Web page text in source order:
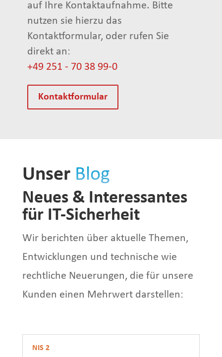
auf Ihre Kontaktaufnahme. Bitte
nutzen sie hierzu das
Kontaktformular, oder rufen Sie
direkt an:
+49 251 - 70 38 99-0
Kontaktformular
Unser Blog
Neues & Interessantes
für IT-Sicherheit
Wir berichten über aktuelle Themen,
Entwicklungen und technische wie
rechtliche Neuerungen, die für unsere
Kunden einen Mehrwert darstellen:
NIS 2